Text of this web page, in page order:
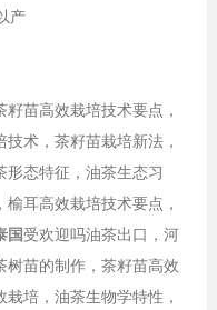
苗高效栽培技术要点，
术，茶籽苗栽培新法，
形态特征，油茶生态习
耳高效栽培技术要点，
国受欢迎吗油茶出口，河
树苗的制作，茶籽苗高效
培，油茶生物学特性，